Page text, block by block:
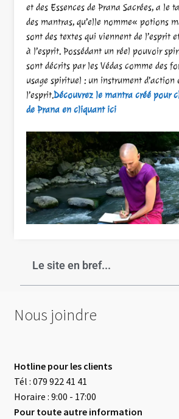
et des Essences de Prana Sacrées, a le
des mantras, qu’elle nomme« potions
sont des textes qui viennent de l’esprit
à l’esprit. Possédant un réel pouvoir
sont décrits par les Védas comme des
usage spirituel : un instrument d’action
l’esprit.Découvrez le mantra créé pour
de Prana en cliquant ici
Le site en bref...
Nous joindre
Hotline pour les clients
Tél : 079 922 41 41
Horaire : 9:00 - 17:00
Pour toute autre information